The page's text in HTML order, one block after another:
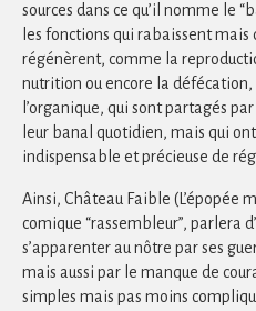
sources dans ce qu’il nomme le
les fonctions qui rabaissent
régénèrent, comme la
nutrition ou encore la défécation,
l’organique, qui sont partagés
leur banal quotidien, mais qui
indispensable et précieuse de
Ainsi, Château Faible (L’épopée
comique “rassembleur”, parlera
s’apparenter au nôtre par ses
mais aussi par le manque de
simples mais pas moins